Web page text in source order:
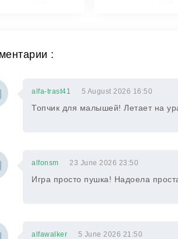
:
alfa-trast41 5 August 2026 16:50
Топчик для малышей! Летает на
alfonsm 23 June 2026 23:50
Игра просто пушка! Надоела
alfawalker 5 June 2026 21:50